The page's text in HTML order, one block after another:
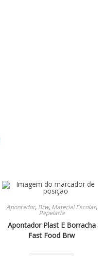
Apontador, Brw, Material Escolar,
Papelaria
Apontador Plast E Borracha
Fast Food Brw